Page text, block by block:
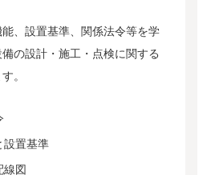
、設置基準、関係法令等を学
の設計・施工・点検に関する
。
設置基準
線図